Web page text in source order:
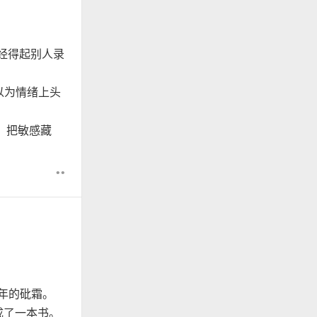
得起别人录
为情绪上头
把敏感藏
••
砒霜。
一本书。